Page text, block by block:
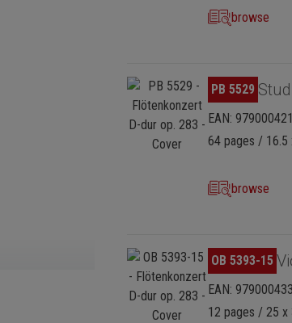
browse
Skip image galleryPB 5529
EAN:
64 pages /
browse
Skip image galleryOB 5393-15
EAN:
12 pages / 25